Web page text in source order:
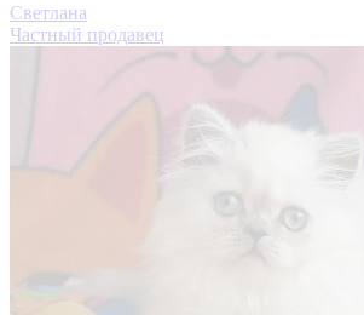
Светлана
Частный продавец